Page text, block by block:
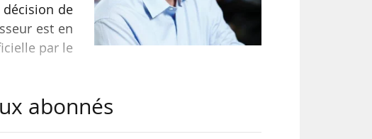
décision de
est en
par le
abonnés